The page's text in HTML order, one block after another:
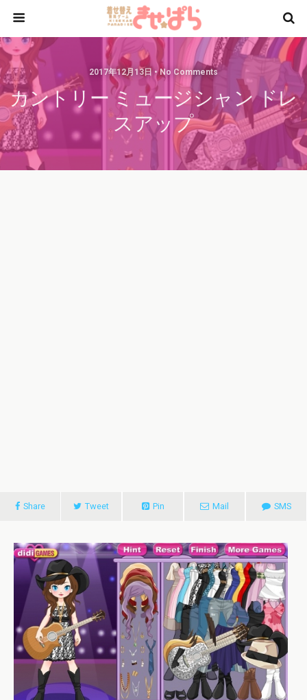
2017年12月13日 • No Comments
カントリー ミュージシャン ドレ
スアップ
Share Tweet Pin Mail SMS